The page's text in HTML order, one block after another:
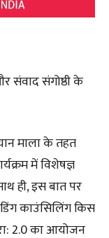
संवाद संगोष्ठी के
माला के तहत
में विशेषज्ञ
ही, इस बात पर
काउंसिलिंग किस
2.0 का आयोजन